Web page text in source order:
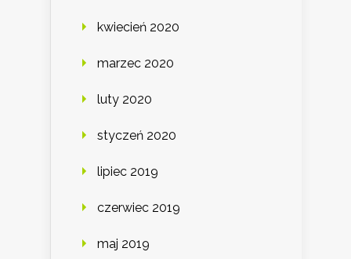
kwiecień 2020
marzec 2020
luty 2020
styczeń 2020
lipiec 2019
czerwiec 2019
maj 2019